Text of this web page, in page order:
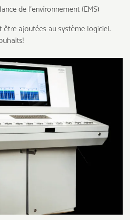
de l’environnement (EMS)
être ajoutées au système logiciel.